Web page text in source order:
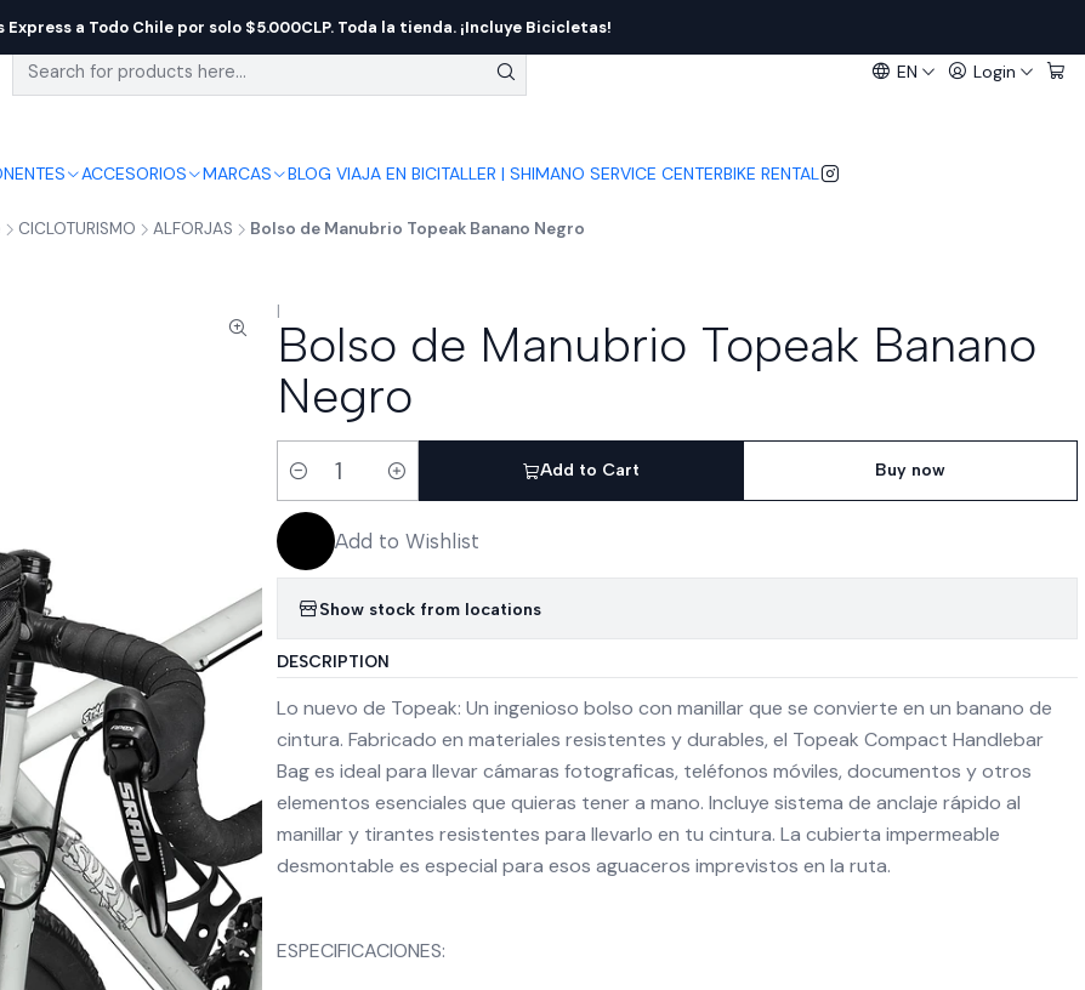
EN Login
ACCESORIOS MARCAS BLOG VIAJA EN BICITALLER | SHIMANO SERVICE CENTERBIKE RENTAL
Express a Todo Chile por solo $5.000CLP. Toda la tienda. ¡Incluye Bicicletas!
CICLOTURISMO ALFORJAS Bolso de Manubrio Topeak Banano Negro
|
Bolso de Manubrio Topeak Banano
Negro
Quantity
Add to Cart Buy now
Add to Wishlist
Show stock from locations
DESCRIPTION
Lo nuevo de Topeak: Un ingenioso bolso con manillar que se convierte en un banano de
cintura. Fabricado en materiales resistentes y durables, el Topeak Compact Handlebar
Bag es ideal para llevar cámaras fotograficas, teléfonos móviles, documentos y otros
elementos esenciales que quieras tener a mano. Incluye sistema de anclaje rápido al
manillar y tirantes resistentes para llevarlo en tu cintura. La cubierta impermeable
desmontable es especial para esos aguaceros imprevistos en la ruta.
ESPECIFICACIONES: